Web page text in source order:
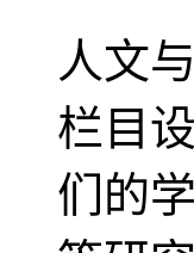
人文
栏目
们的